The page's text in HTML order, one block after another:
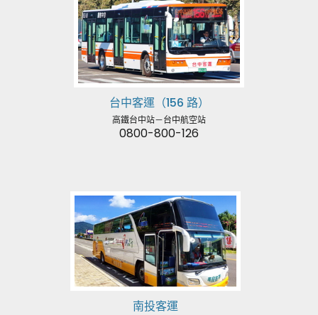
台中客運（156 路）
高鐵台中站－台中航空站
0800-800-126
南投客運